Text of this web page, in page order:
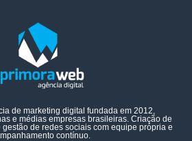
de marketing digital fundada em 2012,
e médias empresas brasileiras. Criação de
gestão de redes sociais com equipe própria e
contínuo.